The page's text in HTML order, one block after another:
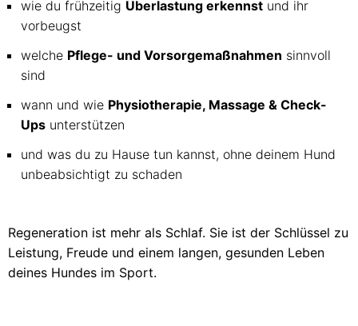
wie du frühzeitig Überlastung erkennst und ihr
vorbeugst
welche Pflege- und Vorsorgemaßnahmen sinnvoll
sind
wann und wie Physiotherapie, Massage & Check-
Ups unterstützen
und was du zu Hause tun kannst, ohne deinem Hund
unbeabsichtigt zu schaden
Regeneration ist mehr als Schlaf. Sie ist der Schlüssel zu
Leistung, Freude und einem langen, gesunden Leben
deines Hundes im Sport.